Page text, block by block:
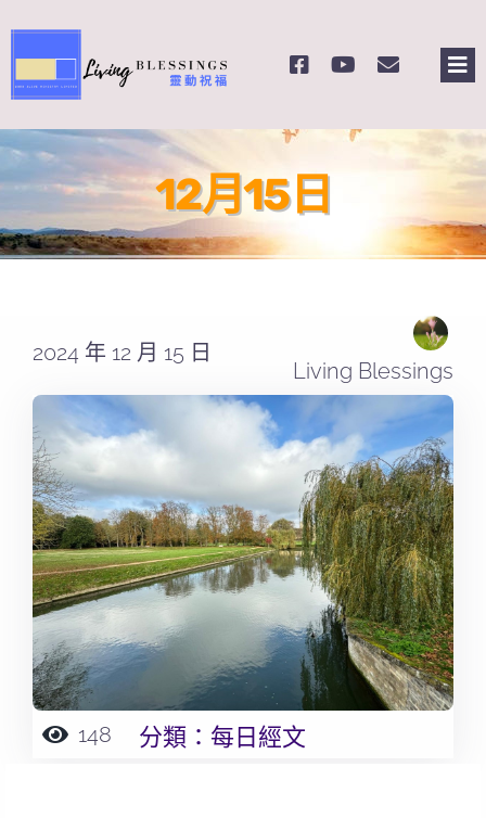
to
content
關於我們
奉獻支持
Search
for:
12月15日
2024 年 12 月 15 日
Living Blessings
148 分類： 每日經文